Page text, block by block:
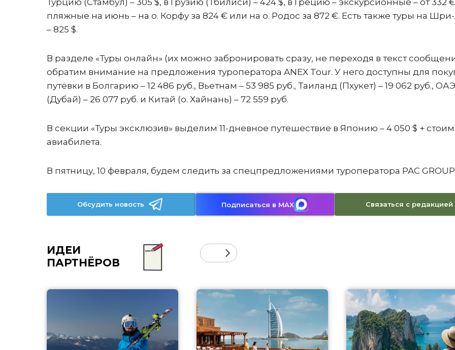
Турцию (Стамбул) – 305 $, в Грузию (Тбилиси) – 424 $, в Грецию – экскурсионные – от 332
пляжные на июнь – на о. Корфу за 824 € или на о. Родос за 872 €. Есть также туры на
– 825 $.
В разделе «Туры онлайн» (их можно забронировать сразу, не переходя в текст
обратим внимание на предложения туроператора ANEX Tour. У него доступны для
путёвки в Болгарию – 12 486 руб., Вьетнам – 53 985 руб., Таиланд (Пхукет) – 19 062 руб., ОАЭ
(Дубай) – 26 077 руб. и Китай (о. Хайнань) – 72 559 руб.
В секции «Туры эксклюзив» выделим 11-дневное путешествие в Японию – 4 050 $ +
авиабилета.
В пятницу, 10 февраля, будем следить за спецпредложениями туроператора PAC
Обсудить новость Подписаться в MAX Связаться с редакцией
ИДЕИ
ПАРТНЁРОВ